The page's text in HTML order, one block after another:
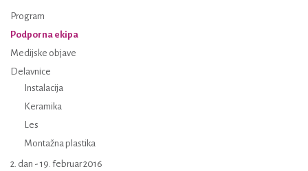
Program
Podporna ekipa
Medijske objave
Delavnice
Instalacija
Keramika
Les
Montažna plastika
2. dan - 19. februar 2016